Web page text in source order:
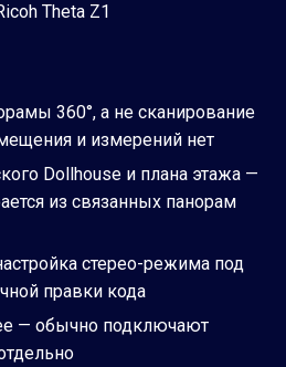
Theta Z1
360°, а не сканирование
и измерений нет
Dollhouse и плана этажа —
из связанных панорам
стерео-режима под
правки кода
— обычно подключают